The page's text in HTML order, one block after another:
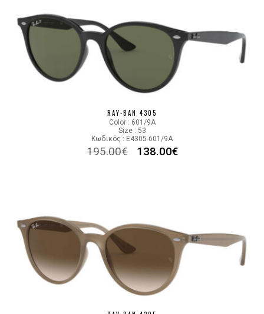
RAY-BAN 4305
Color : 601/9A
Size : 53
Κωδικός : E4305-601/9A
195.00€ 138.00€